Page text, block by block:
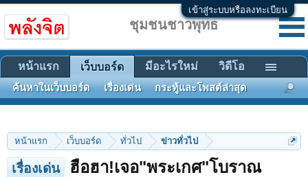
เข้าสู่ระบบหรือลงทะเบียน
หน้าแรก เว็บบอร์ด ทั่วไป ข่าวทั่วไป
เรื่องเด่น ฮือฮา!เจอ"พระเกศ"โบราณ
ชุมชนชาวพุทธ
หน้าแรก เว็บบอร์ด
ค้นหาในเว็บบอร์ด เรื่องเด่น กระทู้และโพสต์ล่าสุด
มีอะไรใหม่ วิดีโอ